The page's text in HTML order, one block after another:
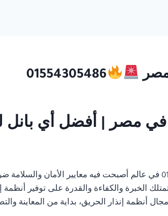
01554305486
01554305486 في عالم أصبحت فيه معايير الأمان
الخبرة والكفاءة والقدرة على توفير أنظمة
إنذار الحريق، بداية من المعاينة